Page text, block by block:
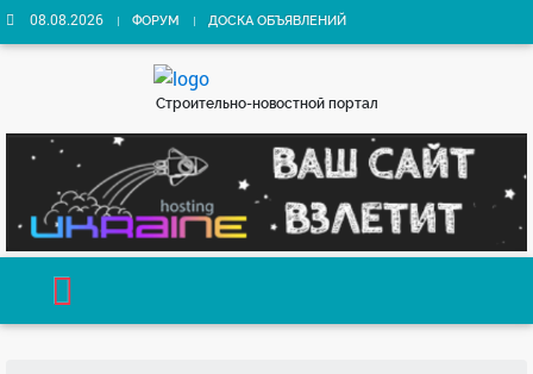
08.08.2026 ФОРУМ ДОСКА ОБЪЯВЛЕНИЙ
Строительно-новостной портал